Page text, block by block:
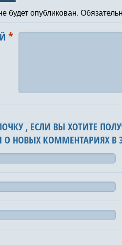
будет опубликован.
*
, ЕСЛИ ВЫ ХОТИТЕ
О НОВЫХ КОММЕНТАРИЯХ В